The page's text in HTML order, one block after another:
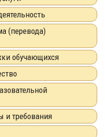
(перевода)
обучающихся
и требования